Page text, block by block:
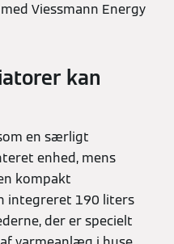
Viessmann Energy
kan
en særligt
enhed, mens
kompakt
integreret 190 liters
der er specielt